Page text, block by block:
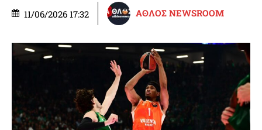
11/06/2026 17:32 ΑΘΛΟΣ NEWSROOM